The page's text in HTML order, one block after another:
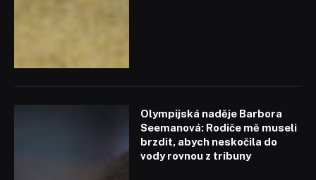
Olympijská naděje Barbora
Seemanová: Rodiče mě museli
brzdit, abych neskočila do
vody rovnou z tribuny